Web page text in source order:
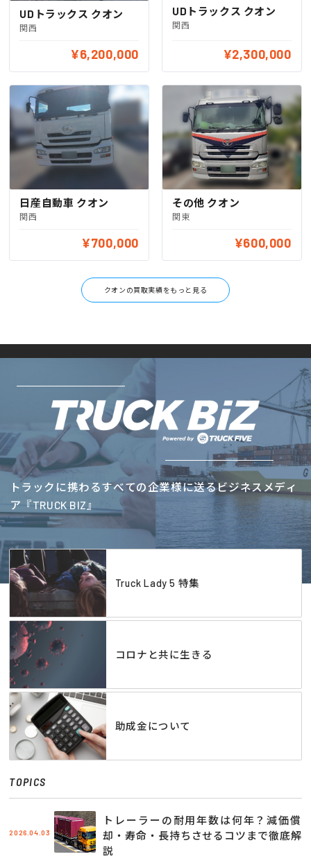
UDトラックス クオン
関西
¥6,200,000
UDトラックス クオン
関西
¥2,300,000
日産自動車 クオン
関西
¥700,000
その他 クオン
関東
¥600,000
クオンの買取実績をもっと見る
トラックに携わるすべての企業様に送るビジネスメディ
ア『TRUCK BIZ』
Truck Lady 5 特集
コロナと共に生きる
助成金について
TOPICS
2026.04.03
トレーラーの耐用年数は何年？減価償
却・寿命・長持ちさせるコツまで徹底解
説